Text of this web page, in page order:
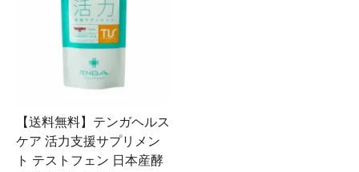
【送料無料】テンガヘルス
ケア 活力支援サプリメン
ト テストフェン 日本産酵